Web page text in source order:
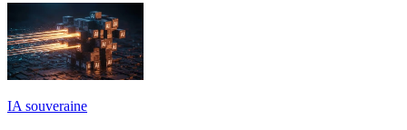
IA souveraine